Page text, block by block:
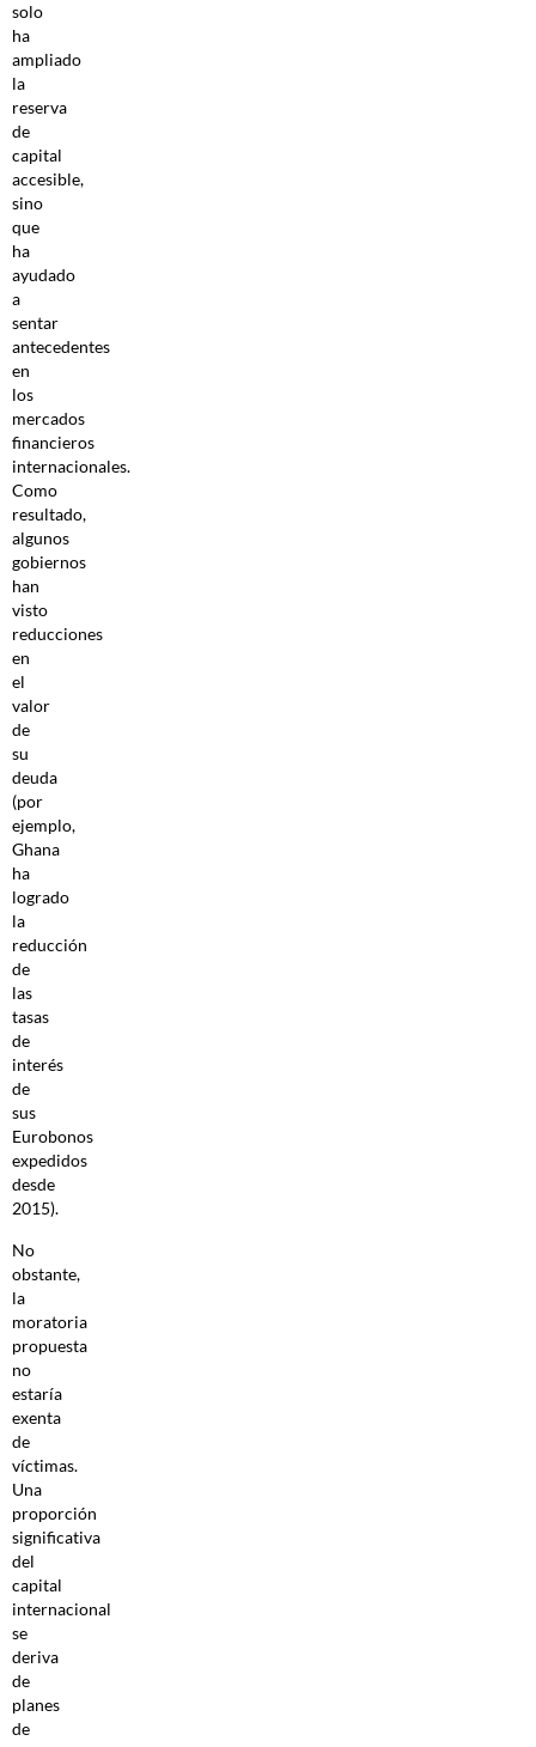
solo
ha
ampliado
la
reserva
de
capital
accesible,
sino
que
ha
ayudado
a
sentar
antecedentes
en
los
mercados
financieros
internacionales.
Como
resultado,
algunos
gobiernos
han
visto
reducciones
en
el
valor
de
su
deuda
(por
ejemplo,
Ghana
ha
logrado
la
reducción
de
las
tasas
de
interés
de
sus
Eurobonos
expedidos
desde
2015).
No
obstante,
la
moratoria
propuesta
no
estaría
exenta
de
víctimas.
Una
proporción
significativa
del
capital
internacional
se
deriva
de
planes
de